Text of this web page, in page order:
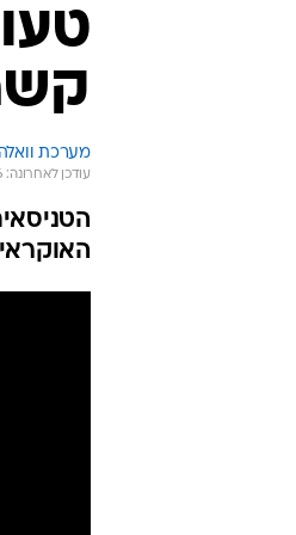
מערכת
עודכן לאחרונה: 2.6.2026 / 14:10